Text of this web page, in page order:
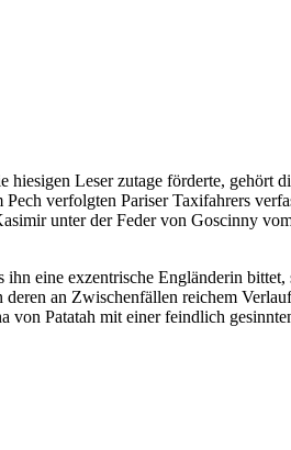
Leser zutage förderte, gehört
verfolgten Pariser Taxifahrers
unter der Feder von Goscinny
eine exzentrische Engländerin
an Zwischenfällen reichem
Patatah mit einer feindlich